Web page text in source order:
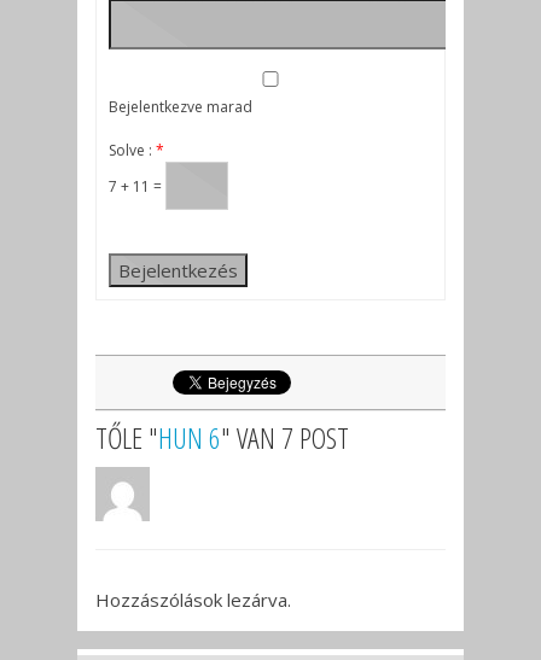
Bejelentkezve marad
Solve : *
7 + 11 =
Bejelentkezés
TŐLE "HUN 6" VAN 7 POST
Hozzászólások lezárva.